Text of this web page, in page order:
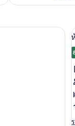
ทวิน (Japanese Style) |